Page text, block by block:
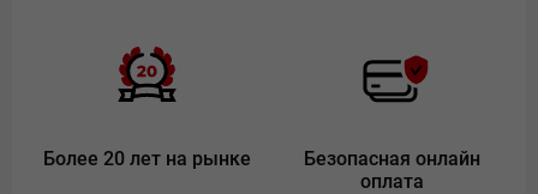
Более 20 лет на рынке
Безопасная онлайн
оплата